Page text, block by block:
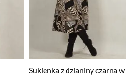
Sukienka z dzianiny czarna w